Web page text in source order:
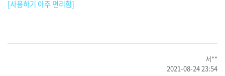
[사용하기 아주 편리함]
서**
2021-08-24 23:54